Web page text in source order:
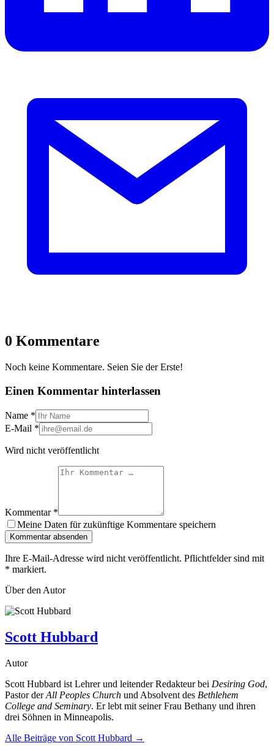
0 Kommentare
Noch keine Kommentare. Seien Sie der Erste!
Einen Kommentar hinterlassen
Name *
E-Mail *
Wird nicht veröffentlicht
Kommentar *
Meine Daten für zukünftige Kommentare speichern
Kommentar absenden
Ihre E-Mail-Adresse wird nicht veröffentlicht. Pflichtfelder sind mit
* markiert.
Über den Autor
Scott Hubbard
Autor
Scott Hubbard ist Lehrer und leitender Redakteur bei Desiring God,
Pastor derAll Peoples Church und Absolvent des Bethlehem
College and Seminary. Er lebt mit seiner Frau Bethany und ihren
drei Söhnen in Minneapolis.
Alle Beiträge von Scott Hubbard →